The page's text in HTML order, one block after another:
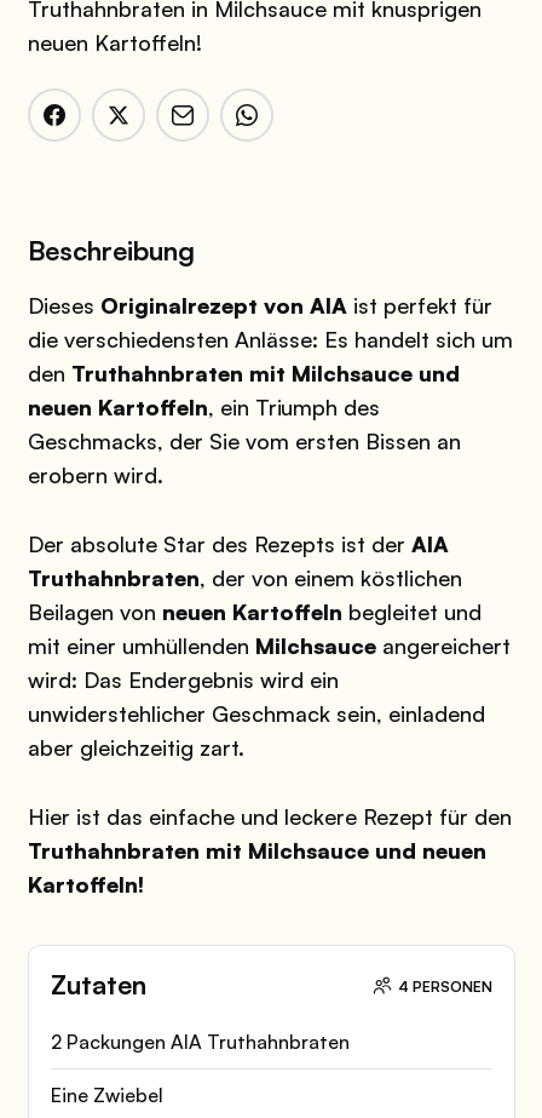
Truthahnbraten in Milchsauce mit knusprigen
neuen Kartoffeln!
Zutaten 4 PERSONEN
2 Packungen AIA Truthahnbraten
Eine Zwiebel
Beschreibung
Dieses Originalrezept von AIA ist perfekt für
die verschiedensten Anlässe: Es handelt sich um
den Truthahnbraten mit Milchsauce und
neuen Kartoffeln, ein Triumph des
Geschmacks, der Sie vom ersten Bissen an
erobern wird.
Der absolute Star des Rezepts ist der AIA
Truthahnbraten, der von einem köstlichen
Beilagen von neuen Kartoffeln begleitet und
mit einer umhüllenden Milchsauceangereichert
wird: Das Endergebnis wird ein
unwiderstehlicher Geschmack sein, einladend
aber gleichzeitig zart.
Hier ist das einfache und leckere Rezept für den
Truthahnbraten mit Milchsauce und neuen
Kartoffeln!